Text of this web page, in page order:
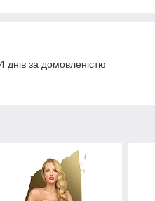
за домовленістю